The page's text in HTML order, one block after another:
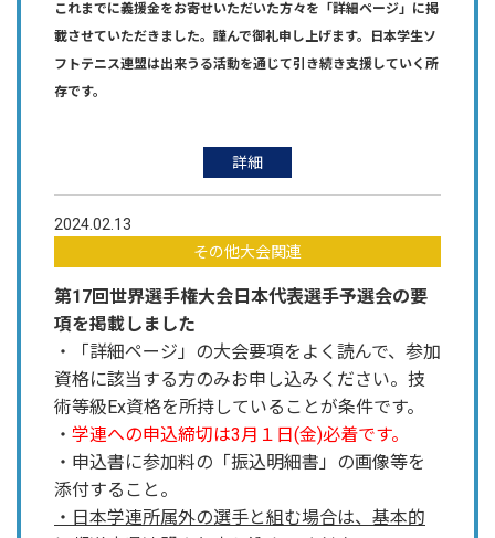
これまでに義援金をお寄せいただいた方々を「詳細ページ」に掲
載させていただきました。謹んで御礼申し上げます。
日本学生ソ
フトテニス連盟は出来うる活動を通じて引き続き支援していく所
存です。
詳細
2024.02.13
その他大会関連
第17回世界選手権大会日本代表選手予選会の要
項を掲載しました
・「詳細ページ」の大会要項をよく読んで、参加
資格に該当する方のみお申し込みください。技
術等級Ex資格を所持していることが条件です。
・ 学連への申込締切は3月１日(金)必着です。
・申込書に参加料の「振込明細書」の画像等を
添付すること。
・日本学連所属外の選手と組む場合は、基本的